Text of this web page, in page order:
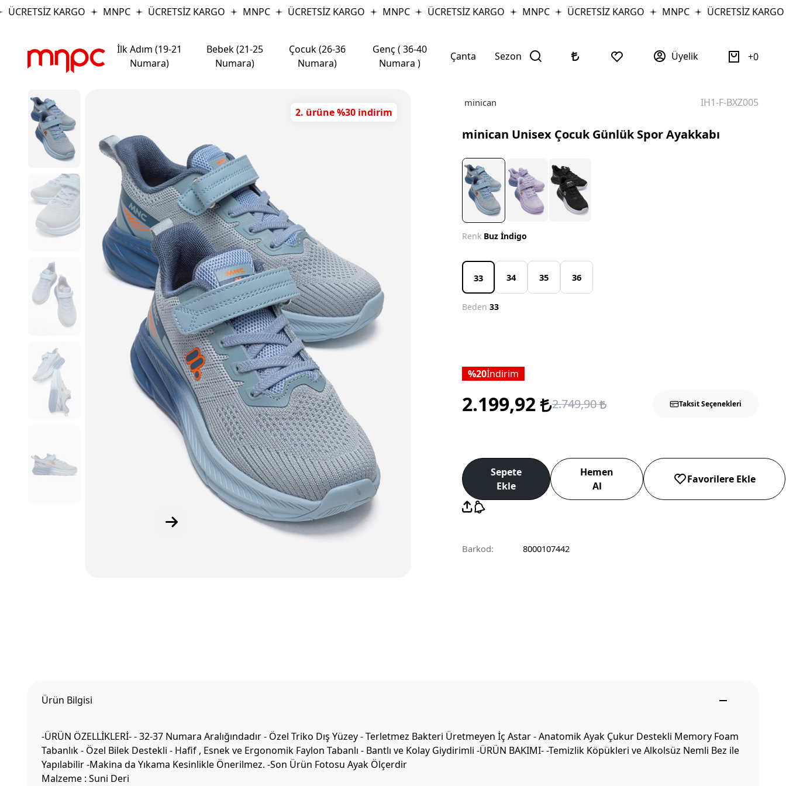
KARGO MNPC ÜCRETSİZ KARGO MNPC ÜCRETSİZ KARGO MNPC ÜCRETSİZ KARGO MNPC ÜCRETSİZ KARGO MNPC ÜCRETSİZ KARGO
İlk Adım (19-21
Numara)
Bebek (21-25
Numara)
Çocuk (26-36
Numara)
Genç ( 36-40
Numara )
Çanta Sezon Üyelik 0
2. ürüne %30 indirim
minican IH1-F-BXZ005
minican Unisex Çocuk Günlük Spor Ayakkabı
Renk Buz İndigo
33 34 35 36
Beden33
20İndirim
2.199,92 2.749,90 Taksit Seçenekleri
Sepete
Ekle
Hemen
Al
Favorilere Ekle
Barkod: 8000107442
Ürün Bilgisi
-ÜRÜN ÖZELLİKLERİ- - 32-37 Numara Aralığındadır - Özel Triko Dış Yüzey - Terletmez Bakteri Üretmeyen İç Astar - Anatomik Ayak Çukur Destekli Memory Foam
Tabanlık - Özel Bilek Destekli - Hafif , Esnek ve Ergonomik Faylon Tabanlı - Bantlı ve Kolay Giydirimli -ÜRÜN BAKIMI- -Temizlik Köpükleri ve Alkolsüz Nemli Bez ile
Yapılabilir -Makina da Yıkama Kesinlikle Önerilmez. -Son Ürün Fotosu Ayak Ölçerdir
Malzeme : Suni Deri